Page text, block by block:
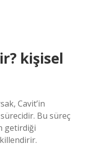
kişisel
Cavit’in
Bu süreç
getirdiği